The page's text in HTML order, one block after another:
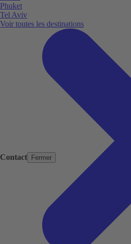
Contact Fermer
Phuket
Tel Aviv
Voir toutes les destinations